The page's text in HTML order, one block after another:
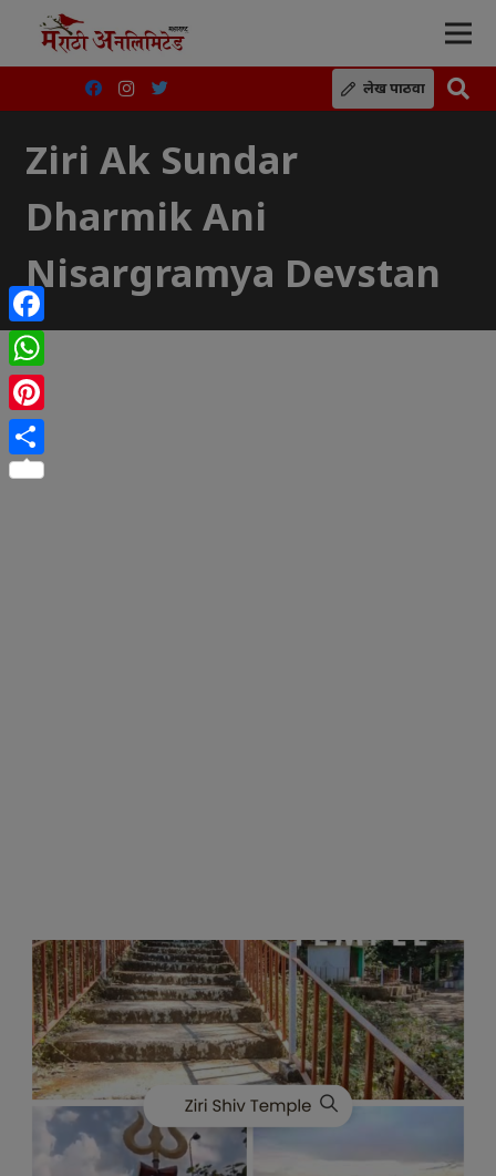
लेख पाठवा
Ziri Ak Sundar
Dharmik Ani
Nisargramya Devstan
Facebook
WhatsApp
Pinterest
Share